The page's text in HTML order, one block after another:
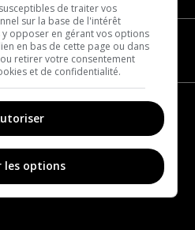
de traiter vos
sur la base de l'intérêt
y opposer en gérant vos options
en bas de cette page ou dans
retirer votre consentement
et de confidentialité.
les options